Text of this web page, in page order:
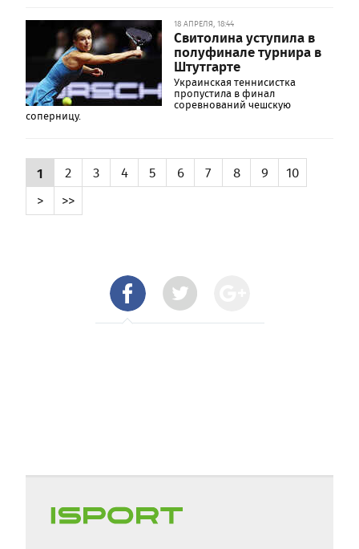
18 АПРЕЛЯ, 18:44
Свитолина уступила в
полуфинале турнира в
Штутгарте
Украинская теннисистка
пропустила в финал
соревнований чешскую
соперницу.
1 2 3 4 5 6 7 8 9
10
>
>>